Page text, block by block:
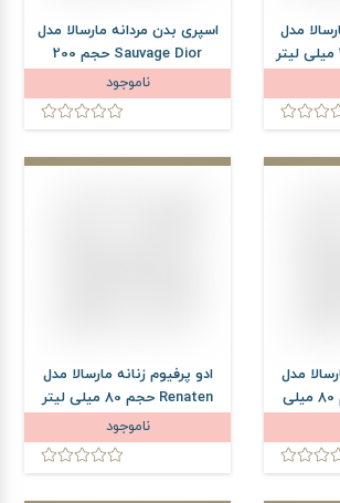
مدل
اسپری بدن مردانه مارسالا مدل
Sauvage Dior حجم 200
میلی لیتر
ناموجود
مدل
Black Angel حجم 80 میلی
ادو پرفیوم زنانه مارسالا مدل
Renaten حجم 80 میلی لیتر
ناموجود